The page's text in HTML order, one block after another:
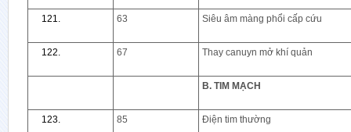
63 Siêu âm màng phổi cấp cứu
67 Thay canuyn mở khí quản
B. TIM MẠCH
85 Điện tim thường